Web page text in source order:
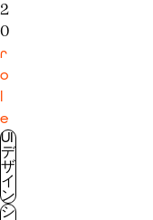
2
0
r
o
l
e
UI
デ
ザ
イ
ン
シ